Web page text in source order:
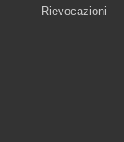
Rievocazioni